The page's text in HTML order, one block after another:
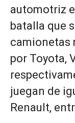
automotriz
batalla que
camionetas
por Toyota,
juegan de
Renault,